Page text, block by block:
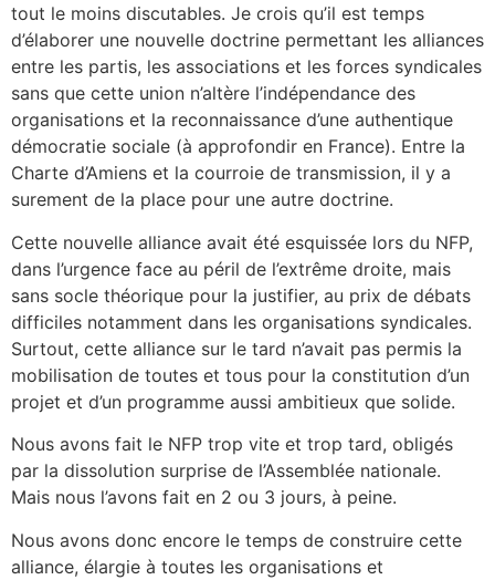
tout le moins discutables. Je crois qu’il est temps
d’élaborer une nouvelle doctrine permettant les alliances
entre les partis, les associations et les forces syndicales
sans que cette union n’altère l’indépendance des
organisations et la reconnaissance d’une authentique
démocratie sociale (à approfondir en France). Entre la
Charte d’Amiens et la courroie de transmission, il y a
surement de la place pour une autre doctrine.
Cette nouvelle alliance avait été esquissée lors du NFP,
dans l’urgence face au péril de l’extrême droite, mais
sans socle théorique pour la justifier, au prix de débats
difficiles notamment dans les organisations syndicales.
Surtout, cette alliance sur le tard n’avait pas permis la
mobilisation de toutes et tous pour la constitution d’un
projet et d’un programme aussi ambitieux que solide.
Nous avons fait le NFP trop vite et trop tard, obligés
par la dissolution surprise de l’Assemblée nationale.
Mais nous l’avons fait en 2 ou 3 jours, à peine.
Nous avons donc encore le temps de construire cette
alliance, élargie à toutes les organisations et